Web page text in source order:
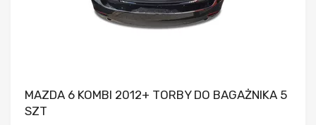
MAZDA 6 KOMBI 2012+ TORBY DO BAGAŻNIKA 5
SZT